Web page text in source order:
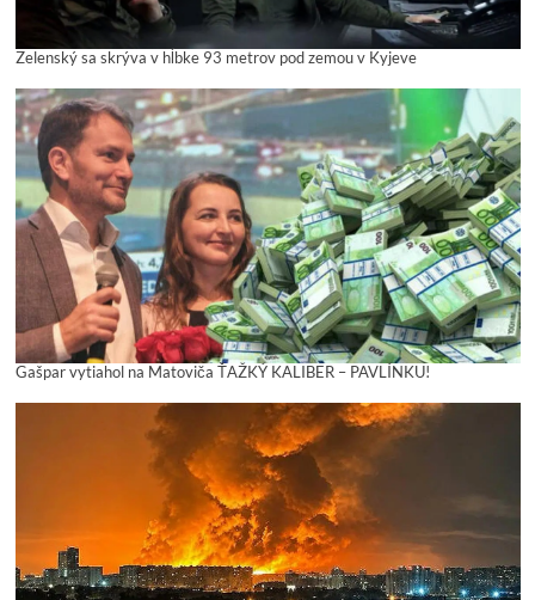
Zelenský sa skrýva v hĺbke 93 metrov pod zemou v Kyjeve
Gašpar vytiahol na Matoviča ŤAŽKÝ KALIBER – PAVLÍNKU!